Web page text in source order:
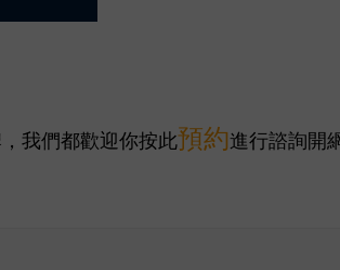
我們都歡迎你按此預約進行諮詢開